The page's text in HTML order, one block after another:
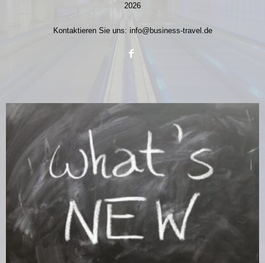
2026
Kontaktieren Sie uns: info@business-travel.de